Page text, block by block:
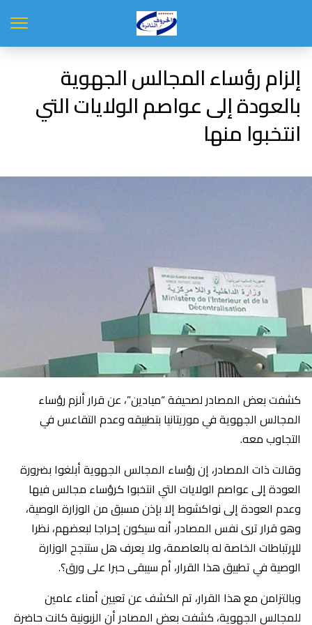
إلزام رؤساء المجالس الجهوية
بالعودة إلى عواصم الولايات التي
انتخبوا منها
كشفت بعض المصادر لصحيفة “ميادين”، عن قرار ألزم رؤساء
المجالس الجهوية في موريتانيا بتطبيقه وعدم التقاعس في
التجاوب معه.
وقالت ذات المصادر، إن رؤساء المجالس الجهوية أبلغوا بضرورة
العودة إلى عواصم الولايات التي انتخبوا كرؤساء مجالس فيها
وعدم العودة إلى نواكشوط إلا بإذن مسبق من الوزارة الوصية،
وهو قرار ترى نفس المصادر، أنه سيكون إحراجا لبعضهم، نظرا
للإرتباطات الخاصة له بالعاصمة، ولا يعرف هل ستنجح الوزارة
الوصية في تطبيق هذا القرار، أم سيبقى حبرا على ورق؟.
وبالتزامن مع هذا القرار، تم الكشف عن تعيين أمناء عامين
للمجالس الجهوية، كشفت بعض المصادر أن الزبونية كانت حاضرة